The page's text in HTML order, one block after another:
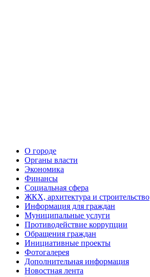
О городе
Органы власти
Экономика
Финансы
Социальная сфера
ЖКХ, архитектура и строительство
Информация для граждан
Муниципальные услуги
Противодействие коррупции
Обращения граждан
Инициативные проекты
Фотогалерея
Дополнительная информация
Новостная лента